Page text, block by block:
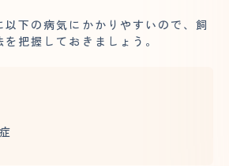
以下の病気にかかりやすいので、飼
把握しておきましょう。